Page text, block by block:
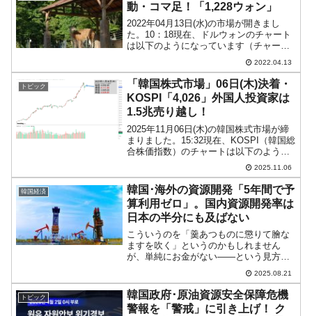
動・コマ足！「1,228ウォン」
2022年04月13日(水)の市場が開きまし
た。10：18現在、ドルウォンのチャート
は以下のようになっています（チャート
は『Investing.com』より引用）。前日は
長い陰線となりました。本日はそれを受
けてのスタートです。現在は「1ドル...
2022.04.13
トピック
「韓国株式市場」06日(木)決着・
KOSPI「4,026」外国人投資家は
1.5兆売り越し！
2025年11月06日(木)の韓国株式市場が締
まりました。15:32現在、KOSPI（韓国総
合株価指数）のチャートは以下のように
『Investing.com』より引用）。下げまし
た。前日終値よりは上なので「本日はア
ゲ...
2025.11.06
韓国経済
韓国･海外の資源開発「5年間で予
算利用ゼロ」。国内資源開発率は
日本の半分にも及ばない
こういうのを「羹あつものに懲りて膾な
ますを吹く」というのかもしれません
が、単純にお金がない――という見方も
できます。Money1でもしつこくご紹介し
てきたとおり、韓国の李明博（イ・ミョ
ンバク）政権時代には、海外で資源を獲
得するのだ！と開発に...
2025.08.21
トピック
韓国政府･原油資源安全保障危機
警報を「警戒」に引き上げ！ ク